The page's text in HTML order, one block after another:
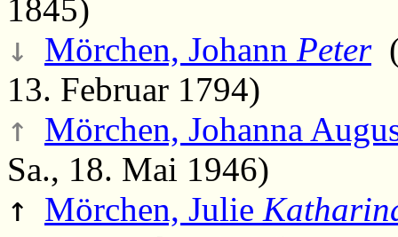
1845)
↓ Mörchen, Johann Peter
13. Februar 1794)
↑ Mörchen, Johanna
Sa., 18. Mai 1946)
↑ Mörchen, Julie